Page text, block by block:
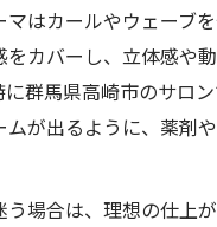
はカールやウェーブを
をカバーし、立体感や
に群馬県高崎市のサロ
ムが出るように、薬剤
場合は、理想の仕上が